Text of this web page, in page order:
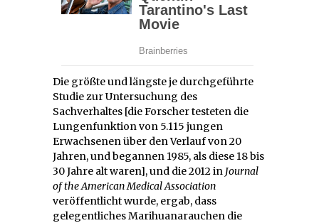
Die größte und längste je durchgeführte
Studie zur Untersuchung des
Sachverhaltes [die Forscher testeten die
Lungenfunktion von 5.115 jungen
Erwachsenen über den Verlauf von 20
Jahren, und begannen 1985, als diese 18 bis
30 Jahre alt waren], und die 2012 in Journal
of the American Medical Association
veröffentlicht wurde, ergab, dass
gelegentliches Marihuanarauchen die